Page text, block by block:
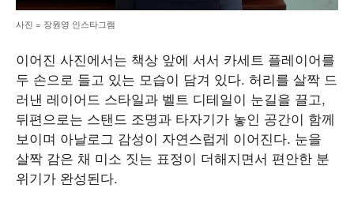
사진 = 장원영 인스타그램
이어진 사진에서는 책상 앞에 서서 카세트 플레이어를
두 손으로 들고 있는 모습이 담겨 있다. 허리를 살짝 드
러낸 레이어드 스타일과 벨트 디테일이 눈길을 끌고,
뒤편으로는 스탠드 조명과 타자기가 놓인 공간이 함께
보이며 아날로그 감성이 자연스럽게 이어진다. 눈을
살짝 감은 채 미소 짓는 표정이 더해지면서 편안한 분
위기가 완성된다.